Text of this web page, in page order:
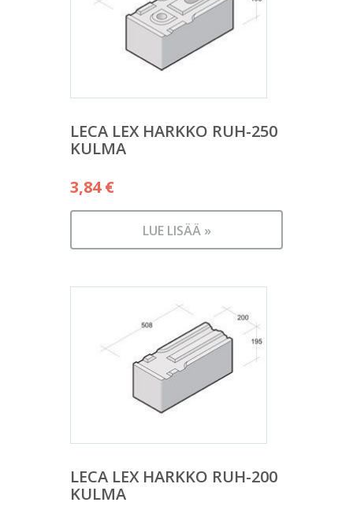
LECA LEX HARKKO RUH-250
KULMA
3,84€
LUE LISÄÄ »
LECA LEX HARKKO RUH-200
KULMA